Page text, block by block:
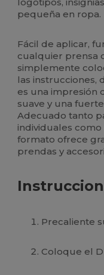
pequeña en ropa.
Fácil de aplicar,
cualquier prensa
simplemente
las instrucciones,
es una impresión
suave y una
Adecuado tanto
individuales
formato ofrece
prendas y
Precaliente
Coloque el